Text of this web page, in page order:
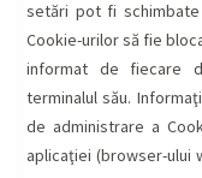
setări pot fi
Cookie-urilor să fie
informat de fiecare
terminalul său.
de administrare a
aplicaţiei (browser-ului